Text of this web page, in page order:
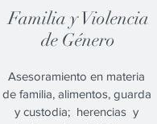
Familia y Violencia
de Género
Asesoramiento en materia
de familia, alimentos, guarda
y custodia; herencias y